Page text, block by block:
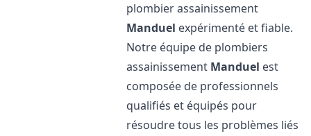
plombier assainissement
Manduel expérimenté et fiable.
Notre équipe de plombiers
assainissement Manduel est
composée de professionnels
qualifiés et équipés pour
résoudre tous les problèmes liés